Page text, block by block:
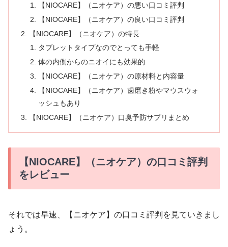
【NIOCARE】（ニオケア）の悪い口コミ評判
【NIOCARE】（ニオケア）の良い口コミ評判
【NIOCARE】（ニオケア）の特長
タブレットタイプなのでとっても手軽
体の内側からのニオイにも効果的
【NIOCARE】（ニオケア）の原材料と内容量
【NIOCARE】（ニオケア）歯磨き粉やマウスウォ
ッシュもあり
【NIOCARE】（ニオケア）口臭予防サプリまとめ
【NIOCARE】（ニオケア）の口コミ評判
をレビュー
それでは早速、【ニオケア】の口コミ評判を見ていきまし
ょう。